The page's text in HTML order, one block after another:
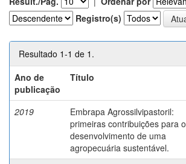
Registro(s)
Resultado 1-1 de 1.
Ano de
publicação
Título
2019
Embrapa Agrossilvipastoril:
primeiras contribuições para o
desenvolvimento de uma
agropecuária sustentável.